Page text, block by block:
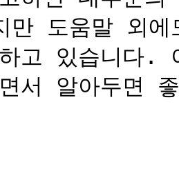
만 도움말 외
고 있습니다.
서 알아두면